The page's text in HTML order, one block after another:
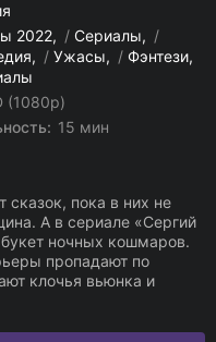
2022 / Сериалы
/
/ Ужасы / Фэнтези
(1080p)
15 мин
пока в них не
А в сериале «Сергий
ночных кошмаров.
пропадают по
клочья вьюнка и